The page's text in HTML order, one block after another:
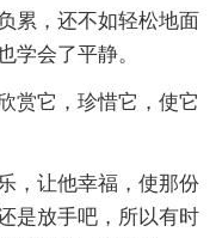
累，还不如轻松地面
学会了平静。
它，珍惜它，使它
让他幸福，使那份
是放手吧，所以有时